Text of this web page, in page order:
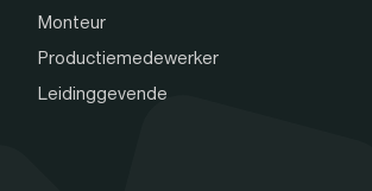
Monteur
Productiemedewerker
Leidinggevende